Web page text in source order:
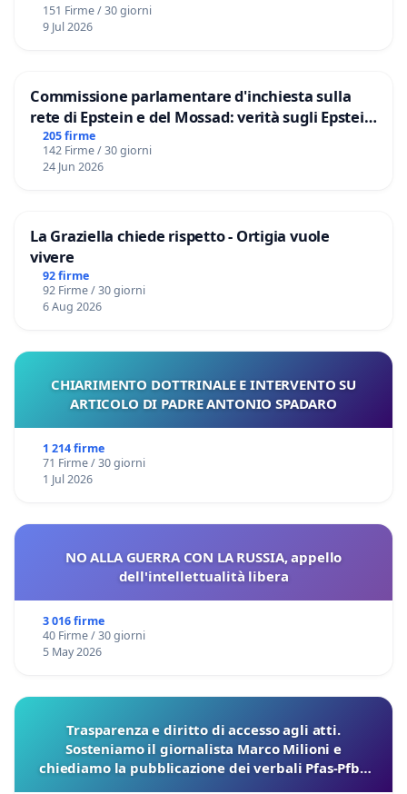
151 Firme / 30 giorni
9 Jul 2026
Commissione parlamentare d'inchiesta sulla
rete di Epstein e del Mossad: verità sugli Epstein
Files
205 firme
142 Firme / 30 giorni
24 Jun 2026
La Graziella chiede rispetto - Ortigia vuole
vivere
92 firme
92 Firme / 30 giorni
6 Aug 2026
CHIARIMENTO DOTTRINALE E INTERVENTO SU
ARTICOLO DI PADRE ANTONIO SPADARO
1 214 firme
71 Firme / 30 giorni
1 Jul 2026
NO ALLA GUERRA CON LA RUSSIA, appello
dell'intellettualità libera
3 016 firme
40 Firme / 30 giorni
5 May 2026
Trasparenza e diritto di accesso agli atti.
Sosteniamo il giornalista Marco Milioni e
chiediamo la pubblicazione dei verbali Pfas-Pfba